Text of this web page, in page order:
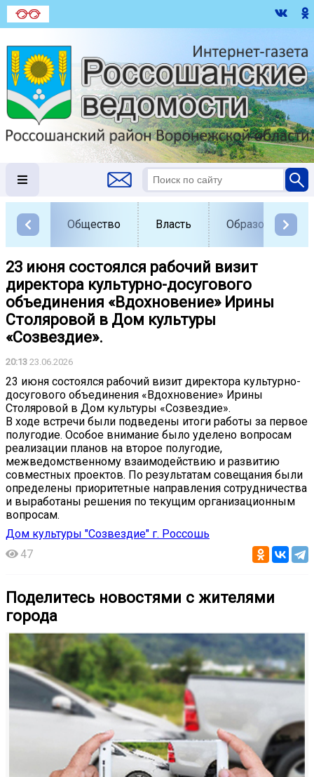
Общество Власть Образование
23 июня состоялся рабочий визит
директора культурно-досугового
объединения «Вдохновение» Ирины
Столяровой в Дом культуры
«Созвездие».
20:13 23.06.2026
23 июня состоялся рабочий визит директора культурно-
досугового объединения «Вдохновение» Ирины
Столяровой в Дом культуры «Созвездие».
В ходе встречи были подведены итоги работы за первое
полугодие. Особое внимание было уделено вопросам
реализации планов на второе полугодие,
межведомственному взаимодействию и развитию
совместных проектов. По результатам совещания были
определены приоритетные направления сотрудничества
и выработаны решения по текущим организационным
вопросам.
Дом культуры "Созвездие" г. Россошь
47
Поделитесь новостями с жителями
города